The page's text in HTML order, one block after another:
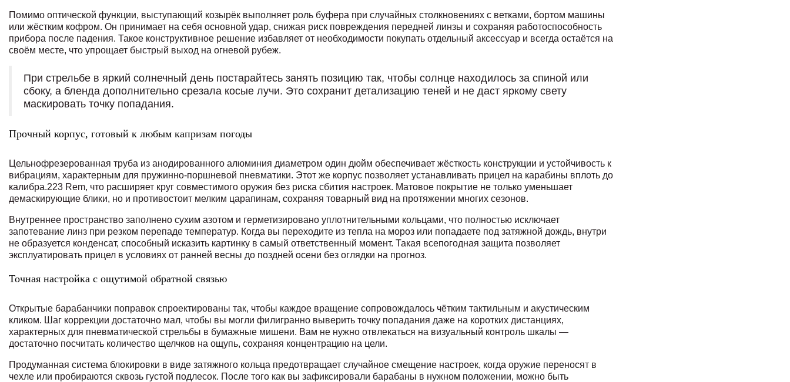
Помимо оптической функции, выступающий козырёк выполняет роль буфера при случайных столкновениях с ветками, бортом машины
или жёстким кофром. Он принимает на себя основной удар, снижая риск повреждения передней линзы и сохраняя работоспособность
прибора после падения. Такое конструктивное решение избавляет от необходимости покупать отдельный аксессуар и всегда остаётся на
своём месте, что упрощает быстрый выход на огневой рубеж.
При стрельбе в яркий солнечный день постарайтесь занять позицию так, чтобы солнце находилось за спиной или
сбоку, а бленда дополнительно срезала косые лучи. Это сохранит детализацию теней и не даст яркому свету
маскировать точку попадания.
Прочный корпус, готовый к любым капризам погоды
Цельнофрезерованная труба из анодированного алюминия диаметром один дюйм обеспечивает жёсткость конструкции и устойчивость к
вибрациям, характерным для пружинно‑поршневой пневматики. Этот же корпус позволяет устанавливать прицел на карабины вплоть до
калибра.223 Rem, что расширяет круг совместимого оружия без риска сбития настроек. Матовое покрытие не только уменьшает
демаскирующие блики, но и противостоит мелким царапинам, сохраняя товарный вид на протяжении многих сезонов.
Внутреннее пространство заполнено сухим азотом и герметизировано уплотнительными кольцами, что полностью исключает
запотевание линз при резком перепаде температур. Когда вы переходите из тепла на мороз или попадаете под затяжной дождь, внутри
не образуется конденсат, способный исказить картинку в самый ответственный момент. Такая всепогодная защита позволяет
эксплуатировать прицел в условиях от ранней весны до поздней осени без оглядки на прогноз.
Точная настройка с ощутимой обратной связью
Открытые барабанчики поправок спроектированы так, чтобы каждое вращение сопровождалось чётким тактильным и акустическим
кликом. Шаг коррекции достаточно мал, чтобы вы могли филигранно выверить точку попадания даже на коротких дистанциях,
характерных для пневматической стрельбы в бумажные мишени. Вам не нужно отвлекаться на визуальный контроль шкалы —
достаточно посчитать количество щелчков на ощупь, сохраняя концентрацию на цели.
Продуманная система блокировки в виде затяжного кольца предотвращает случайное смещение настроек, когда оружие переносят в
чехле или пробираются сквозь густой подлесок. После того как вы зафиксировали барабаны в нужном положении, можно быть